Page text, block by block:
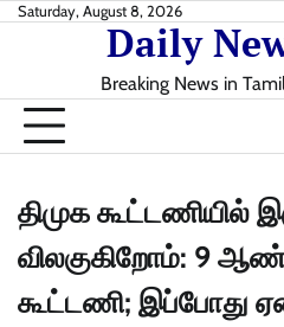
SkipSaturday, August 8, 2026
Daily
Breaking News in
திமுக கூட்டணியில்
விலகுகிறோம்: 9
கூட்டணி; இப்போது ஏன்